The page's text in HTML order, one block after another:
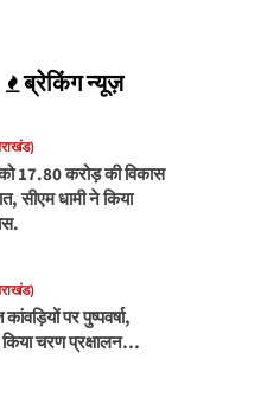
ब्रेकिंग न्यूज़
17.80 करोड़ की विकास
सीएम धामी ने किया
पर पुष्पवर्षा,
चरण प्रक्षालन…